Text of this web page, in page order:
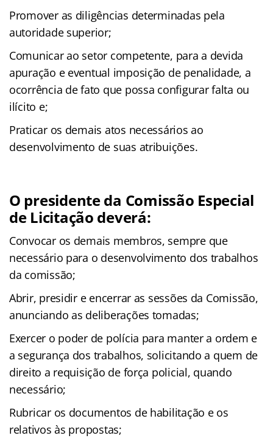
Promover as diligências determinadas pela
autoridade superior;
Comunicar ao setor competente, para a devida
apuração e eventual imposição de penalidade, a
ocorrência de fato que possa configurar falta ou
ilícito e;
Praticar os demais atos necessários ao
desenvolvimento de suas atribuições.
O presidente da Comissão Especial
de Licitação deverá:
Convocar os demais membros, sempre que
necessário para o desenvolvimento dos trabalhos
da comissão;
Abrir, presidir e encerrar as sessões da Comissão,
anunciando as deliberações tomadas;
Exercer o poder de polícia para manter a ordem e
a segurança dos trabalhos, solicitando a quem de
direito a requisição de força policial, quando
necessário;
Rubricar os documentos de habilitação e os
relativos às propostas;